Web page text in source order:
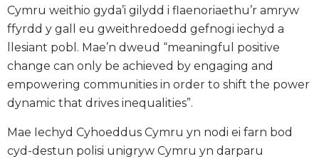
Cymru weithio gyda’i gilydd i flaenoriaethu’r amryw
ffyrdd y gall eu gweithredoedd gefnogi iechyd a
llesiant pobl. Mae’n dweud “meaningful positive
change can only be achieved by engaging and
empowering communities in order to shift the power
dynamic that drives inequalities”.
Mae Iechyd Cyhoeddus Cymru yn nodi ei farn bod
cyd-destun polisi unigryw Cymru yn darparu